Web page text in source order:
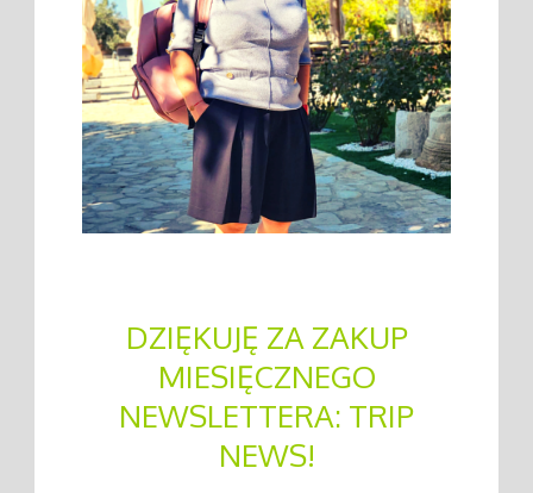
DZIĘKUJĘ ZA ZAKUP
MIESIĘCZNEGO
NEWSLETTERA: TRIP
NEWS!